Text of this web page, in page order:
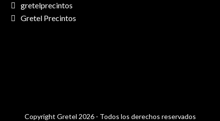
gretelprecintos
Gretel Precintos
Copyright Gretel 2026 - Todos los derechos reservados